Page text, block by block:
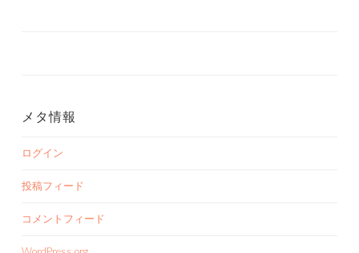
メタ情報
ログイン
投稿フィード
コメントフィード